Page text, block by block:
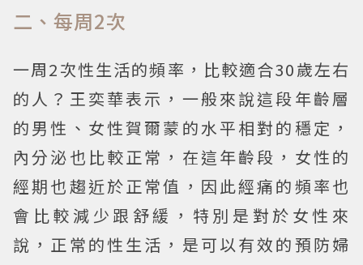
二、每周2次
一周2次性生活的頻率，比較適合30歲左右
的人？王奕華表示，一般來說這段年齡層
的男性、女性賀爾蒙的水平相對的穩定，
內分泌也比較正常，在這年齡段，女性的
經期也趨近於正常值，因此經痛的頻率也
會比較減少跟舒緩，特別是對於女性來
說，正常的性生活，是可以有效的預防婦